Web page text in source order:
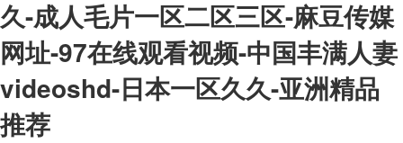
久-成人毛片一区二区三区-麻豆传媒
网址-97在线观看视频-中国丰满人妻
videoshd-日本一区久久-亚洲精品
推荐